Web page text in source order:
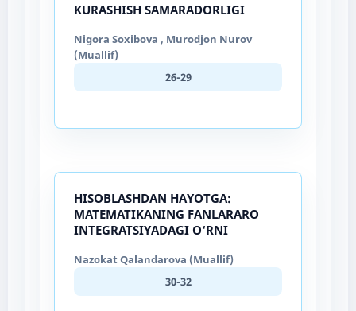
KURASHISH SAMARADORLIGI
Nigora Soxibova , Murodjon Nurov
(Muallif)
26-29
HISOBLASHDAN HAYOTGA:
MATEMATIKANING FANLARARO
INTEGRATSIYADAGI O‘RNI
Nazokat Qalandarova (Muallif)
30-32